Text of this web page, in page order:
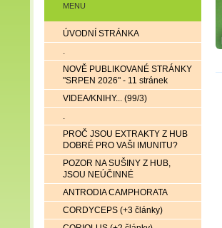
MENU
ÚVODNÍ STRÁNKA
.
NOVĚ PUBLIKOVANÉ STRÁNKY
"SRPEN 2026" - 11 stránek
VIDEA/KNIHY... (99/3)
.
PROČ JSOU EXTRAKTY Z HUB
DOBRÉ PRO VAŠI IMUNITU?
POZOR NA SUŠINY Z HUB,
JSOU NEÚČINNÉ
ANTRODIA CAMPHORATA
CORDYCEPS (+3 články)